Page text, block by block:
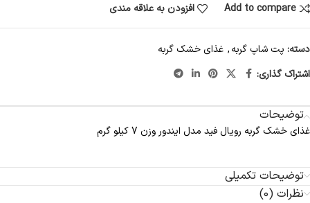
Add to compare
افزودن به علاقه مندی
دسته: پت شاپ گربه, غذای خشک گربه
اشتراک گذاری:
توضیحات
غذای خشک گربه رویال فید مدل ایندور وزن 7 کیلو گرم
توضیحات تکمیلی
نظرات (0)